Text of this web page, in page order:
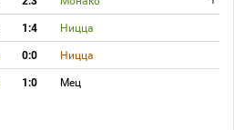
1:4 Ницца
0:0 Ницца
1:0 Мец